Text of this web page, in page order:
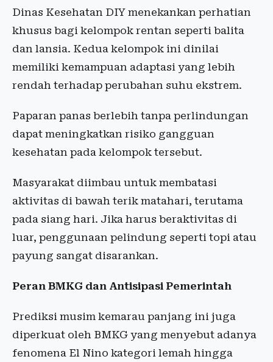
Dinas Kesehatan DIY menekankan perhatian
khusus bagi kelompok rentan seperti balita
dan lansia. Kedua kelompok ini dinilai
memiliki kemampuan adaptasi yang lebih
rendah terhadap perubahan suhu ekstrem.
Paparan panas berlebih tanpa perlindungan
dapat meningkatkan risiko gangguan
kesehatan pada kelompok tersebut.
Masyarakat diimbau untuk membatasi
aktivitas di bawah terik matahari, terutama
pada siang hari. Jika harus beraktivitas di
luar, penggunaan pelindung seperti topi atau
payung sangat disarankan.
Peran BMKG dan Antisipasi Pemerintah
Prediksi musim kemarau panjang ini juga
diperkuat oleh BMKG yang menyebut adanya
fenomena El Nino kategori lemah hingga